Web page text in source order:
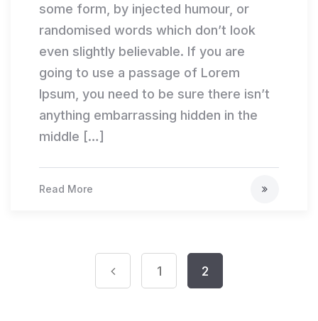
some form, by injected humour, or
randomised words which don’t look
even slightly believable. If you are
going to use a passage of Lorem
Ipsum, you need to be sure there isn’t
anything embarrassing hidden in the
middle […]
Read More
1 2